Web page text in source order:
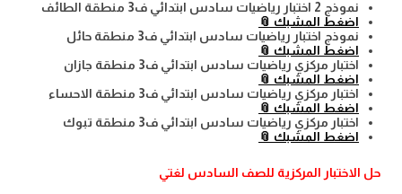
نموذج 2 اختبار رياضيات سادس ابتدائي ف3 منطقة الطائف
اضغط المشبك 📎
نموذج اختبار رياضيات سادس ابتدائي ف3 منطقة حائل
اضغط المشبك 📎
اختبار مركزي رياضيات سادس ابتدائي ف3 منطقة جازان
اضغط المشبك 📎
اختبار مركزي رياضيات سادس ابتدائي ف3 منطقة الاحساء
اضغط المشبك 📎
اختبار مركزي رياضيات سادس ابتدائي ف3 منطقة تبوك
اضغط المشبك 📎
حل الاختبار المركزية للصف السادس لغتي